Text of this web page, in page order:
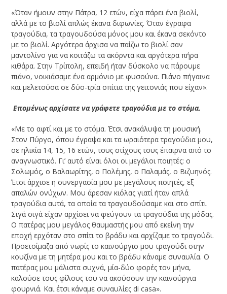
«Όταν ήμουν στην Πάτρα, 12 ετών, είχα πάρει ένα βιολί,
αλλά με το βιολί απλώς έκανα διφωνίες. Όταν έγραφα
τραγούδια, τα τραγουδούσα μόνος μου και έκανα σεκόντο
με το βιολί. Αργότερα άρχισα να παίζω το βιολί σαν
μαντολίνο για να κοιτάζω τα ακόρντα και αργότερα πήρα
κιθάρα. Στην Τρίπολη, επειδή ήταν δύσκολο να πάρουμε
πιάνο, νοικιάσαμε ένα αρμόνιο με φυσούνα. Πιάνο πήγαινα
και μελετούσα σε δύο-τρία σπίτια της γειτονιάς που είχαν».
­ Επομένως αρχίσατε να γράφετε τραγούδια με το στόμα.
«Με το αφτί και με το στόμα. Έτσι ανακάλυψα τη μουσική.
Στον Πύργο, όπου έγραψα και τα ωραιότερα τραγούδια μου,
σε ηλικία 14, 15, 16 ετών, τους στίχους τους έπαιρνα από το
αναγνωστικό. Γι’ αυτό είναι όλοι οι μεγάλοι ποιητές: ο
Σολωμός, ο Βαλαωρίτης, ο Πολέμης, ο Παλαμάς, ο Βιζυηνός.
Έτσι άρχισε η συνεργασία μου με μεγάλους ποιητές, εξ
απαλών ονύχων. Μου άρεσαν κιόλας γιατί ήταν απλά
τραγούδια αυτά, τα οποία τα τραγουδούσαμε και στο σπίτι.
Σιγά σιγά είχαν αρχίσει να φεύγουν τα τραγούδια της μόδας.
Ο πατέρας μου μεγάλος θαυμαστής μου από εκείνη την
εποχή ερχόταν στο σπίτι το βράδυ και αρχίζαμε το τραγούδι.
Προετοίμαζα από νωρίς το καινούργιο μου τραγούδι στην
κουζίνα με τη μητέρα μου και το βράδυ κάναμε συναυλία. Ο
πατέρας μου μάλιστα συχνά, μία-δύο φορές τον μήνα,
καλούσε τους φίλους του να ακούσουν την καινούργια
φουρνιά. Και έτσι κάναμε συναυλίες di casa».